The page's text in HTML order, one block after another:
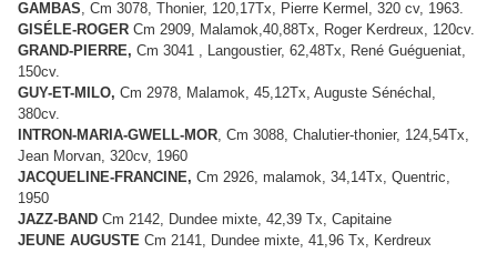
GAMBAS, Cm 3078, Thonier, 120,17Tx, Pierre Kermel, 320 cv, 1963.
GISÉLE-ROGER Cm 2909, Malamok,40,88Tx, Roger Kerdreux, 120cv.
GRAND-PIERRE, Cm 3041 , Langoustier, 62,48Tx, René Guégueniat,
150cv.
GUY-ET-MILO, Cm 2978, Malamok, 45,12Tx, Auguste Sénéchal,
380cv.
INTRON-MARIA-GWELL-MOR, Cm 3088, Chalutier-thonier, 124,54Tx,
Jean Morvan, 320cv, 1960
JACQUELINE-FRANCINE, Cm 2926, malamok, 34,14Tx, Quentric,
1950
JAZZ-BAND Cm 2142, Dundee mixte, 42,39 Tx, Capitaine
JEUNE AUGUSTE Cm 2141, Dundee mixte, 41,96 Tx, Kerdreux